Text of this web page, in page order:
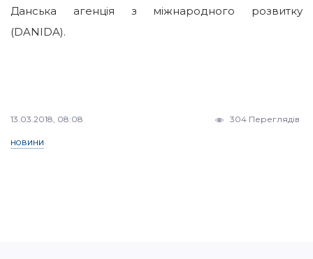
Данська агенція з міжнародного розвитку
(DANIDA).
13.03.2018, 08:08 304 Переглядів
НОВИНИ